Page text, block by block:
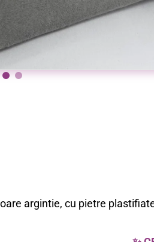
piatre naturale
9,00 lei 24,00 lei
argintie, cu pietre